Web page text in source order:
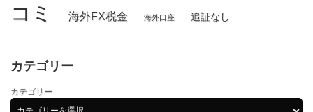
コミ
海外FX税金 海外口座 追証なし
カテゴリー
カテゴリー